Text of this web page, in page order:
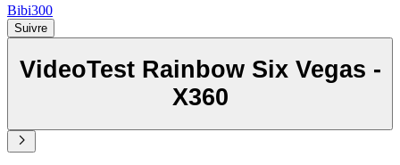
Bibi300
Suivre
VideoTest Rainbow Six Vegas -
X360